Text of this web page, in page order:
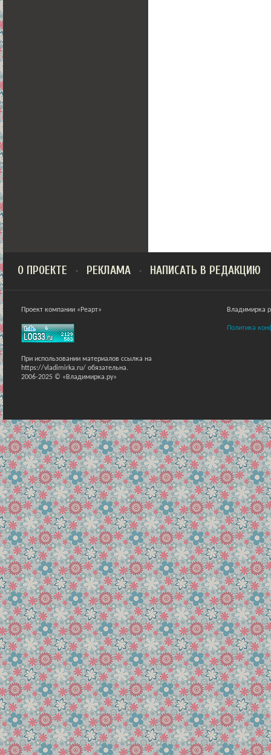
О ПРОЕКТЕ РЕКЛАМА НАПИСАТЬ В РЕДАКЦИЮ
Проект компании «Реарт»
При использовании материалов ссылка на
https://vladimirka.ru/ обязательна.
2006-2025 © «Владимирка.ру»
Владимирка
Политика